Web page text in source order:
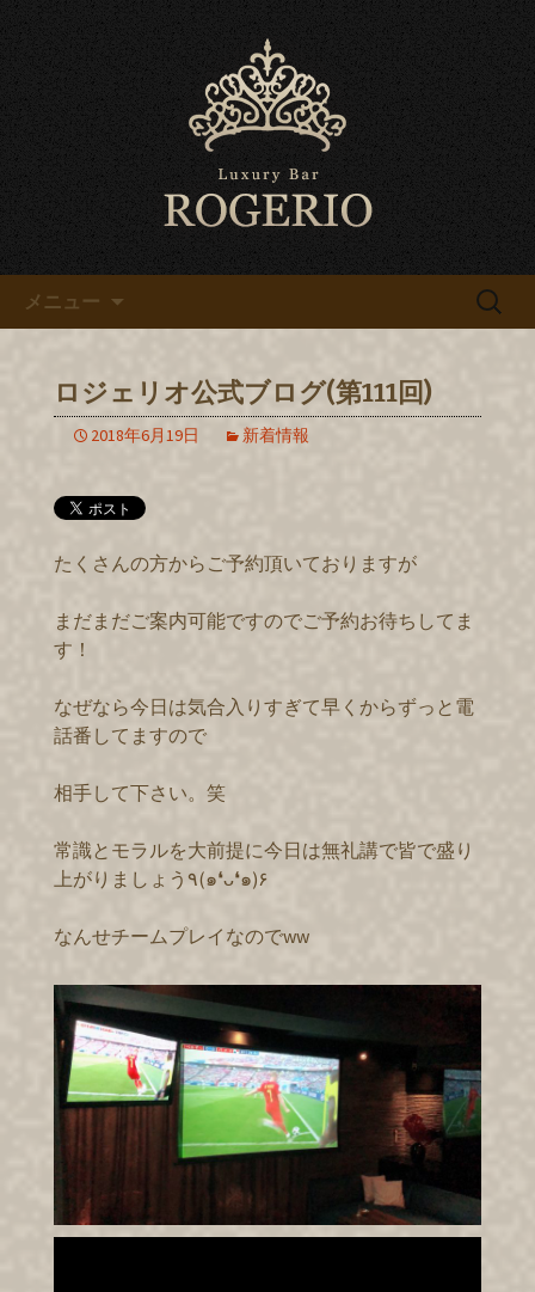
名古屋は錦でカラオケ、宴会な
ら高級バー「ロジェリオ」の
ブログ
名古屋は錦でカラオケ、宴会なら高級
バー「ロジェリオ」のブログです
メニュー
検
ロジェリオ公式ブログ(第111回)
2018年6月19日 新着情報
たくさんの方からご予約頂いておりますが
まだまだご案内可能ですのでご予約お待ちしてま
す！
なぜなら今日は気合入りすぎて早くからずっと電
話番してますので
相手して下さい。笑
常識とモラルを大前提に今日は無礼講で皆で盛り
上がりましょう٩(๑❛ᴗ❛๑)۶
なんせチームプレイなのでww